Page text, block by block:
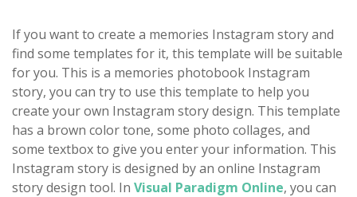
If you want to create a memories Instagram story and
find some templates for it, this template will be suitable
for you. This is a memories photobook Instagram
story, you can try to use this template to help you
create your own Instagram story design. This template
has a brown color tone, some photo collages, and
some textbox to give you enter your information. This
Instagram story is designed by an online Instagram
story design tool. In Visual Paradigm Online, you can